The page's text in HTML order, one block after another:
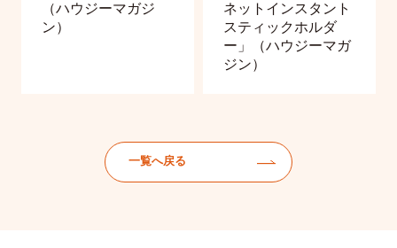
（ハウジーマガジ
ン）
ネットインスタント
スティックホルダ
ー」（ハウジーマガ
ジン）
一覧へ戻る